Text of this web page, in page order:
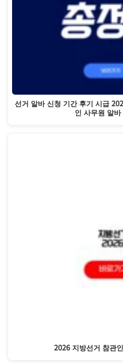
선거 알바 신청 기간 후기 시급
인 사무원 알
2026 지방선거 참관